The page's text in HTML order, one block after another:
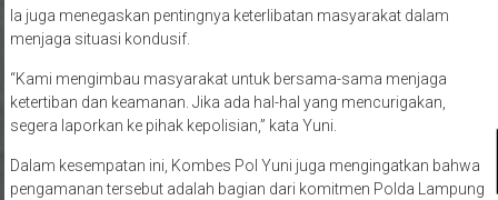
Ia juga menegaskan pentingnya keterlibatan masyarakat dalam
menjaga situasi kondusif.
“Kami mengimbau masyarakat untuk bersama-sama menjaga
ketertiban dan keamanan. Jika ada hal-hal yang mencurigakan,
segera laporkan ke pihak kepolisian,” kata Yuni.
Dalam kesempatan ini, Kombes Pol Yuni juga mengingatkan bahwa
pengamanan tersebut adalah bagian dari komitmen Polda Lampung